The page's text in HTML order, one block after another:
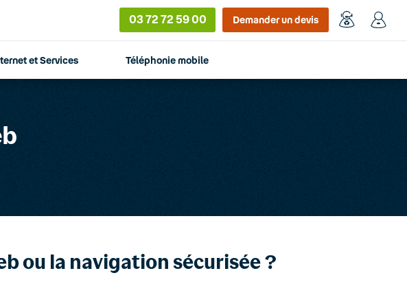
03 72 72 59 00 Demander un devis
et Services Téléphonie mobile
ou la navigation sécurisée ?